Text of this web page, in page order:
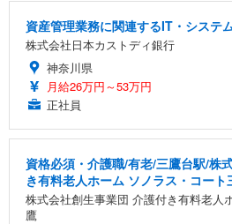
資産管理業務に関連するIT・システ
株式会社日本カストディ銀行
神奈川県
月給26万円～53万円
正社員
資格必須・介護職/有老/三鷹台駅/株
き有料老人ホーム ソノラス・コート
株式会社創生事業団 介護付き有料老人
鷹